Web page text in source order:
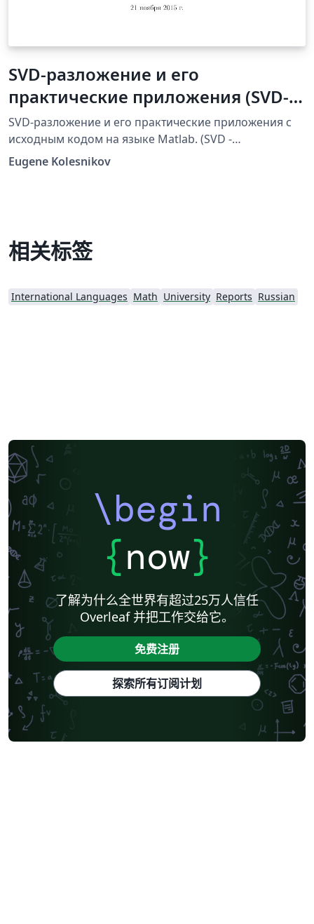
SVD-разложение и его
практические приложения (SVD-
decomposition and its practical
applications)
SVD-разложение и его практические приложения с
исходным кодом на языке Matlab. (SVD -
decomposition and its practical applications with
source code in the language Matlab.
Eugene Kolesnikov
相关标签
International Languages Math University Reports Russian
\begin
{now}
了解为什么全世界有超过25万人信任
Overleaf 并把工作交给它。
免费注册
探索所有订阅计划